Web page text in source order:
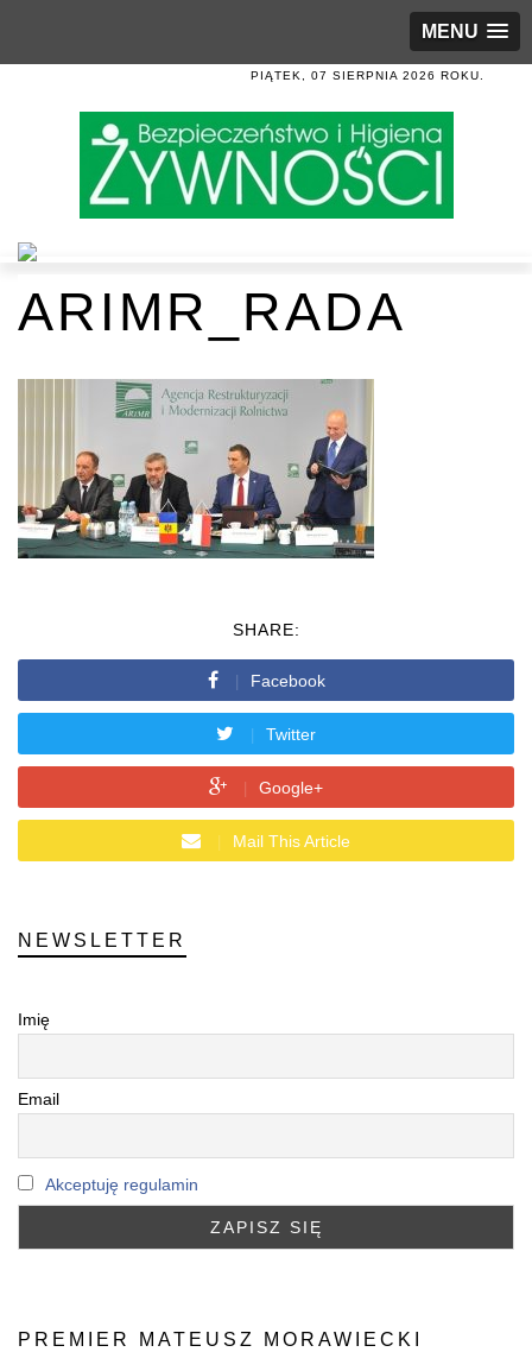
MENU
PIĄTEK, 07 SIERPNIA 2026 ROKU.
ARIMR_RADA
SHARE:
Facebook
Twitter
Google+
Mail This Article
NEWSLETTER
Imię
Email
Akceptuję regulamin
PREMIER MATEUSZ MORAWIECKI